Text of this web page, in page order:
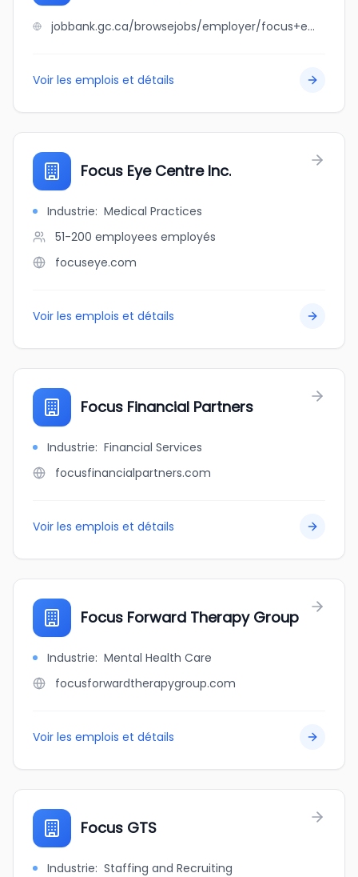
jobbank.gc.ca/browsejobs/employer/focus+employment+services/ca
Voir les emplois et détails
Focus Eye Centre Inc.
Industrie: Medical Practices
51-200 employees employés
focuseye.com
Voir les emplois et détails
Focus Financial Partners
Industrie: Financial Services
focusfinancialpartners.com
Voir les emplois et détails
Focus Forward Therapy Group
Industrie: Mental Health Care
focusforwardtherapygroup.com
Voir les emplois et détails
Focus GTS
Industrie: Staffing and Recruiting